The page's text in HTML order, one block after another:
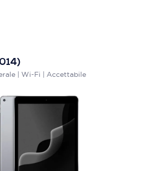
| Wi-Fi | Accettabile